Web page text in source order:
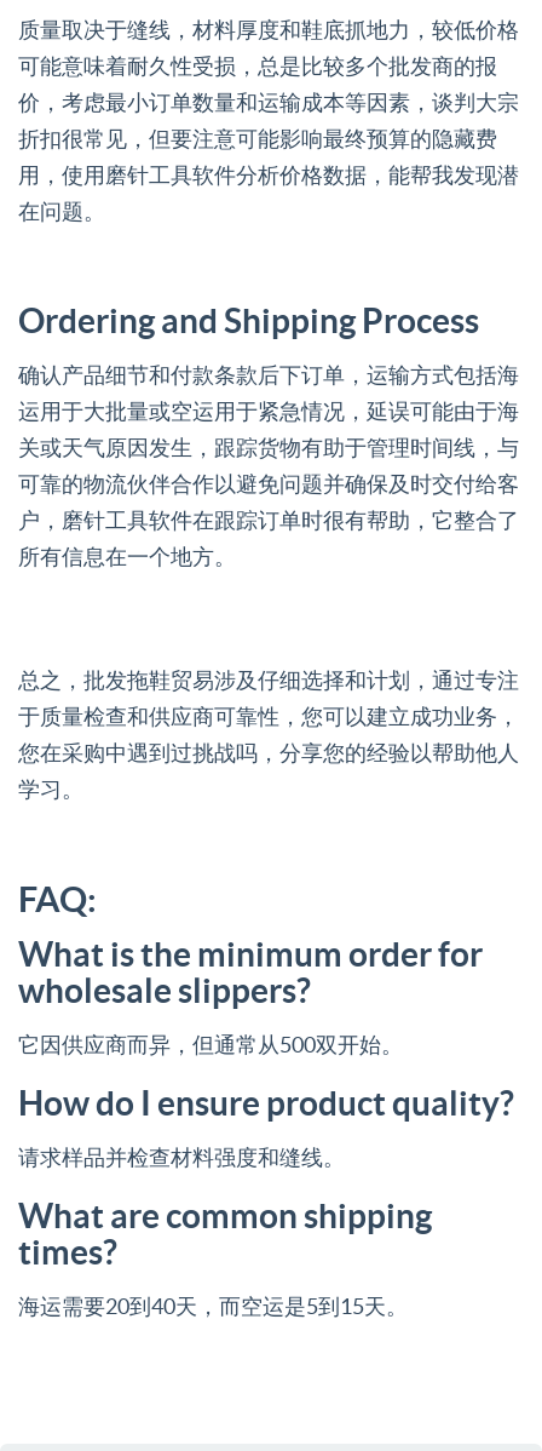
质量取决于缝线，材料厚度和鞋底抓地力，较低价格
可能意味着耐久性受损，总是比较多个批发商的报
价，考虑最小订单数量和运输成本等因素，谈判大宗
折扣很常见，但要注意可能影响最终预算的隐藏费
用，使用磨针工具软件分析价格数据，能帮我发现潜
在问题。
Ordering and Shipping Process
确认产品细节和付款条款后下订单，运输方式包括海
运用于大批量或空运用于紧急情况，延误可能由于海
关或天气原因发生，跟踪货物有助于管理时间线，与
可靠的物流伙伴合作以避免问题并确保及时交付给客
户，磨针工具软件在跟踪订单时很有帮助，它整合了
所有信息在一个地方。
总之，批发拖鞋贸易涉及仔细选择和计划，通过专注
于质量检查和供应商可靠性，您可以建立成功业务，
您在采购中遇到过挑战吗，分享您的经验以帮助他人
学习。
FAQ:
What is the minimum order for
wholesale slippers?
它因供应商而异，但通常从500双开始。
How do I ensure product quality?
请求样品并检查材料强度和缝线。
What are common shipping
times?
海运需要20到40天，而空运是5到15天。